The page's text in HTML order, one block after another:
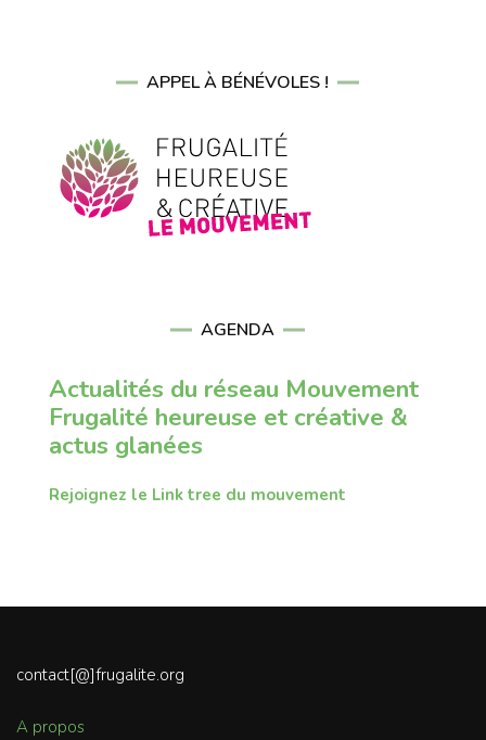
APPEL À BÉNÉVOLES !
AGENDA
Actualités du réseau Mouvement
Frugalité heureuse et créative &
actus glanées
Rejoignez le Link tree du mouvement
contact[@]frugalite.org
A propos